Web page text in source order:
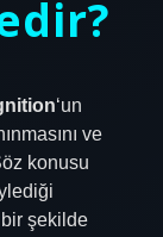
‘un
ve
konusu
bir şekilde